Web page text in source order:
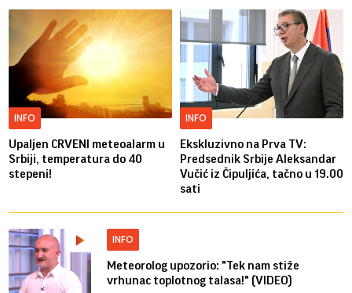
INFO
Upaljen CRVENI meteoalarm u
Srbiji, temperatura do 40
stepeni!
INFO
Ekskluzivno na Prva TV:
Predsednik Srbije Aleksandar
Vučić iz Čipuljića, tačno u 19.00
sati
INFO
Meteorolog upozorio: "Tek nam stiže
vrhunac toplotnog talasa!" (VIDEO)